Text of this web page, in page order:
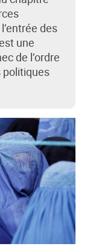
des
une
de l’ordre
politiques